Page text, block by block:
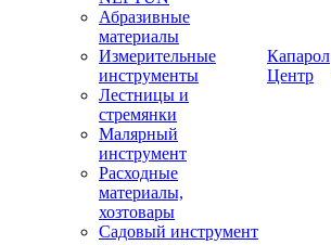
Абразивные
материалы
Измерительные
инструменты
Лестницы и
стремянки
Малярный
инструмент
Расходные
материалы,
хозтовары
Садовый инструмент
Капарол
Центр